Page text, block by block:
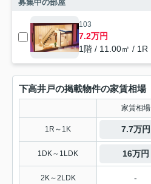
募集中の部屋
103
7.2万円
1階 / 11.00㎡ / 1R
下高井戸の掲載物件の家賃相場
家賃相場
1R～1K 7.7万円
1DK～1LDK 16万円
2K～2LDK -